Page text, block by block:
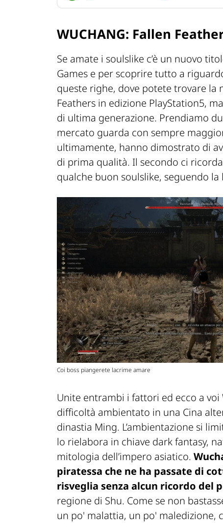
WUCHANG: Fallen
Se amate i soulslike c’è un nuovo
Games e per scoprire tutto a
queste righe, dove potete trovare la
Feathers in edizione PlayStation5,
di ultima generazione. Prendiamo
mercato guarda con sempre
ultimamente, hanno dimostrato di
di prima qualità. Il secondo ci
qualche buon soulslike, seguendo
Coi boss piangerete lacrime amare
Unite entrambi i fattori ed ecco a voi
difficoltà ambientato in una Cina
dinastia Ming. L’ambientazione si
lo rielabora in chiave dark fantasy,
mitologia dell’impero asiatico.
piratessa che ne ha passate di
risveglia senza alcun ricordo del
regione di Shu. Come se non
un po' malattia, un po' maledizione,